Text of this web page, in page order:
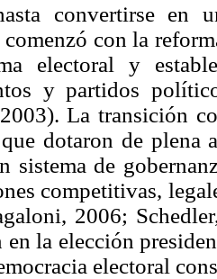
convertirse en
comenzó con la
electoral y
y partidos
La transición
dotaron de plena
sistema de
competitivas,
2006;
en la elección
electoral